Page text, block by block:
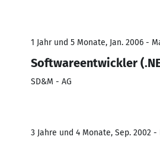
1 Jahr und 5 Monate, Jan. 2006 -
Softwareentwickler
SD&M - AG
3 Jahre und 4 Monate, Sep. 2002 -